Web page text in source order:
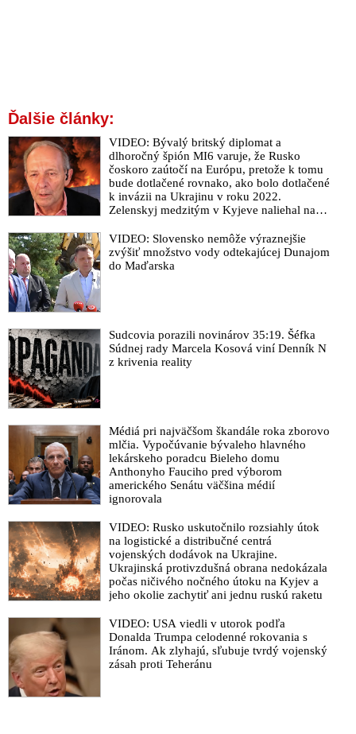
Ďalšie články:
VIDEO: Bývalý britský diplomat a
dlhoročný špión MI6 varuje, že Rusko
čoskoro zaútočí na Európu, pretože k tomu
bude dotlačené rovnako, ako bolo dotlačené
k invázii na Ukrajinu v roku 2022.
Zelenskyj medzitým v Kyjeve naliehal na
zháňali energie pre Ukrajinu na zimu. Putin
vraj bude mobilizovať a vojna sa do zimy
pravdepodobne neskončí
VIDEO: Slovensko nemôže výraznejšie
zvýšiť množstvo vody odtekajúcej Dunajom
do Maďarska
Sudcovia porazili novinárov 35:19. Šéfka
Súdnej rady Marcela Kosová viní Denník N
z krivenia reality
Médiá pri najväčšom škandále roka zborovo
mlčia. Vypočúvanie bývaleho hlavného
lekárskeho poradcu Bieleho domu
Anthonyho Fauciho pred výborom
amerického Senátu väčšina médií
ignorovala
VIDEO: Rusko uskutočnilo rozsiahly útok
na logistické a distribučné centrá
vojenských dodávok na Ukrajine.
Ukrajinská protivzdušná obrana nedokázala
počas ničivého nočného útoku na Kyjev a
jeho okolie zachytiť ani jednu ruskú raketu
VIDEO: USA viedli v utorok podľa
Donalda Trumpa celodenné rokovania s
Iránom. Ak zlyhajú, sľubuje tvrdý vojenský
zásah proti Teheránu